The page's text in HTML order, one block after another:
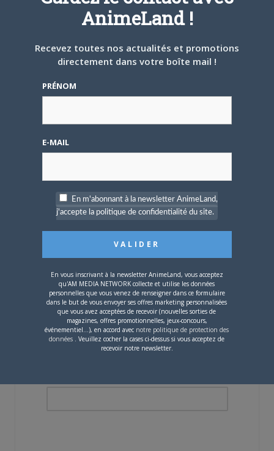
Digimon en préparation
Lors des prémices du
projet, il était déjà
Vous devezvous connecterpour laisser un
commentaire.
Nom d'utilisateur ou adresse e-mail
AnimeLand !
Recevez toutes nos actualités et promotions
directement dans votre boîte mail !
PRÉNOM
E-MAIL
En m'abonnant à la newsletter AnimeLand,
j'accepte la politique de confidentialité du site.
En vous inscrivant à la newsletter AnimeLand, vous acceptez
qu'AM MEDIA NETWORK collecte et utilise les données
personnelles que vous venez de renseigner dans ce formulaire
dans le but de vous envoyer ses offres marketing personnalisées
que vous avez acceptées de recevoir (nouvelles sorties de
magazines, offres promotionnelles, jeux-concours,
événementiel...), en accord avec notre politique de protection des
données . Veuillez cocher la cases ci-dessus si vous acceptez de
recevoir notre newsletter.